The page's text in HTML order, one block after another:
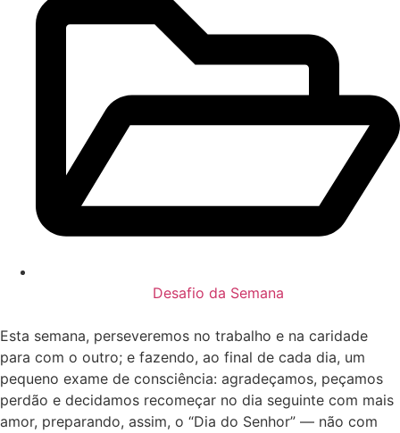
Desafio da Semana
Esta semana, perseveremos no trabalho e na caridade
para com o outro; e fazendo, ao final de cada dia, um
pequeno exame de consciência: agradeçamos, peçamos
perdão e decidamos recomeçar no dia seguinte com mais
amor, preparando, assim, o “Dia do Senhor” — não com